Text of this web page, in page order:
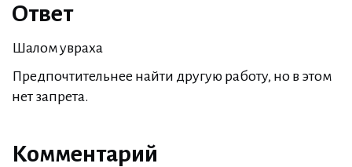
Ответ
Шалом увраха
Предпочтительнее найти другую работу, но в этом
нет запрета.
Комментарий